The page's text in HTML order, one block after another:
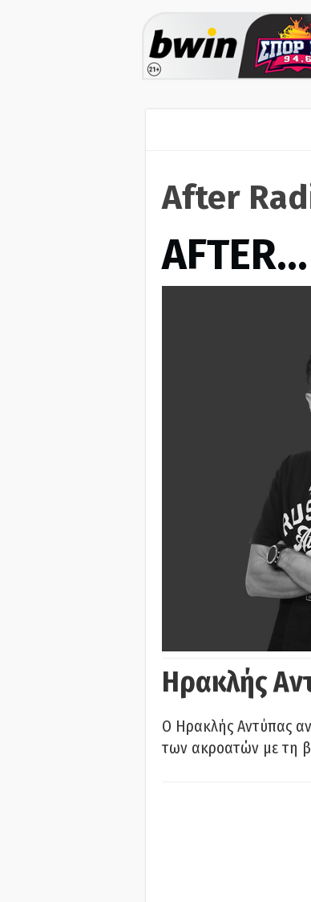
After
Ηρακλής
Ο Ηρακλής Αντύπας
των ακροατών με τη